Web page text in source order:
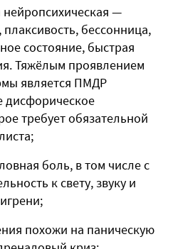
—
бессонница,
состояние, быстрая
Тяжёлым проявлением
является ПМДР
дисфорическое
требует обязательной
боль, в том числе с
к свету, звуку и
похожи на паническую